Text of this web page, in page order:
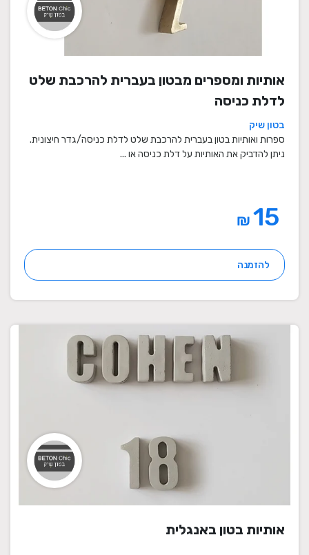
אותיות ומספרים מבטון בעברית להרכבת שלט
לדלת כניסה
בטון שיק
ספרות ואותיות בטון בעברית להרכבת שלט לדלת כניסה/גדר חיצונית.
ניתן להדביק את האותיות על דלת כניסה או ...
₪
להזמנה
אותיות בטון באנגלית